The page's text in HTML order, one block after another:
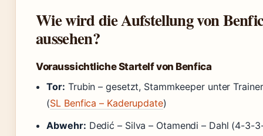
Wie wird die Aufstellung von
aussehen?
Voraussichtliche Startelf von Benfica
Tor: Trubin – gesetzt, Stammkeeper unter
(SL Benfica – Kaderupdate)
Abwehr: Dedić – Silva – Otamendi – Dahl (4-3-